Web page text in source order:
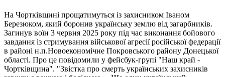
На Чортківщині прощатимуться із захисником Іваном
Березюком, який боронив українську землю від загарбників.
Загинув воїн 3 червня 2025 року під час виконання бойового
завдання із стримування військової агресії російської федерації
в районі н.п.Новоекономічне Покровського району Донецької
області. Про це повідомили у фейсбук-групі "Наш край -
Чортківщина". "Звістка про смерть українських захисників